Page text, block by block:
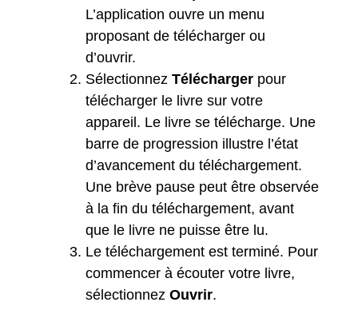
L’application ouvre un menu
proposant de télécharger ou
d’ouvrir.
Sélectionnez Télécharger pour
télécharger le livre sur votre
appareil. Le livre se télécharge. Une
barre de progression illustre l’état
d’avancement du téléchargement.
Une brève pause peut être observée
à la fin du téléchargement, avant
que le livre ne puisse être lu.
Le téléchargement est terminé. Pour
commencer à écouter votre livre,
sélectionnez Ouvrir.